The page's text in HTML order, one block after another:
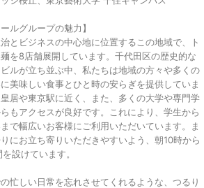
ルグループの魅力】
とビジネスの中心地に位置するこの地域で、ト
を8店舗展開しています。千代田区の歴史的な
ルが立ち並ぶ中、私たちは地域の方々や多くの
美味しい食事とひと時の安らぎを提供していま
居や東京駅に近く、また、多くの大学や専門学
もアクセスが良好です。これにより、学生から
で幅広いお客様にご利用いただいています。ま
にお立ち寄りいただきやすいよう、朝10時から
設けています。
忙しい日常を忘れさせてくれるような、つるり